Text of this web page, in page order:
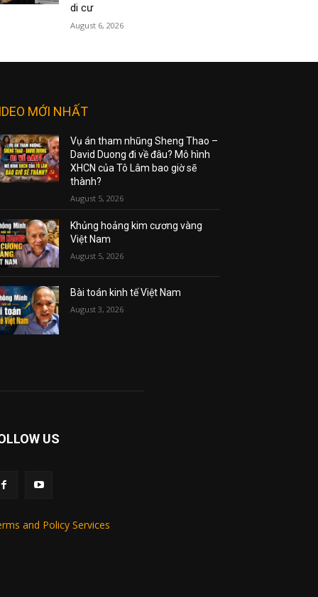
di cư
August 6, 2026
MỚI NHẤT
Vụ án tham nhũng Sheng Thao –
David Duong đi về đâu? Mô hình
XHCN của Tô Lâm bao giờ sẽ
thành?
August 5, 2026
Khủng hoảng kim cương vàng
Việt Nam
August 5, 2026
Bài toán kinh tế Việt Nam
August 3, 2026
US
and Policy Services